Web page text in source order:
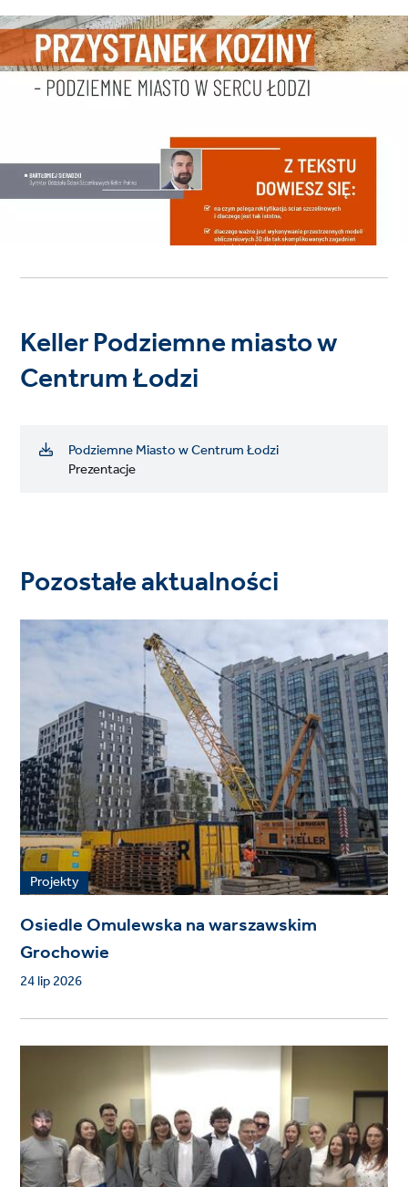
Keller Podziemne miasto w
Centrum Łodzi
Podziemne Miasto w Centrum Łodzi
Prezentacje
Pozostałe aktualności
Projekty
Osiedle Omulewska na warszawskim
Grochowie
24 lip 2026